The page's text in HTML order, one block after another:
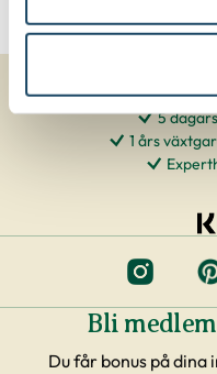
5
1 års
Bli
Du får bonus på dina